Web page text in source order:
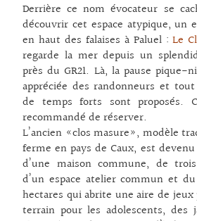
Derrière ce nom évocateur se
découvrir cet espace atypique, un
en haut des falaises à Paluel : Le
regarde la mer depuis un
près du GR21. Là, la pause
appréciée des randonneurs et
de temps forts sont proposés.
recommandé de réserver.
L’ancien «clos masure», modèle
ferme en pays de Caux, est
d’une maison commune, de
d’un espace atelier commun et
hectares qui abrite une aire de
terrain pour les adolescents, des